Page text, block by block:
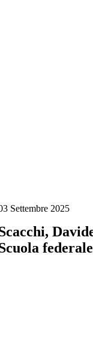
Settembre 2025
federale